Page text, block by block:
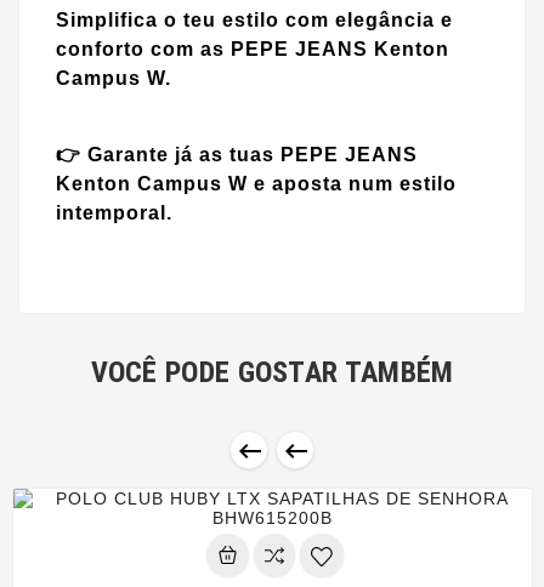
Simplifica o teu estilo com elegância e
conforto com as PEPE JEANS Kenton
Campus W.
👉 Garante já as tuas PEPE JEANS
Kenton Campus W e aposta num estilo
intemporal.
VOCÊ PODE GOSTAR TAMBÉM
 